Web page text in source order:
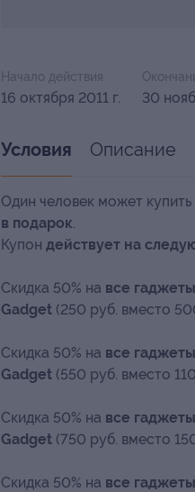
Начало действия
16 октября 2011 г. 30
Условия Описание
Один человек может купить
в подарок.
Купон действует на
Скидка 50% на все
Gadget (250 руб. вместо
Скидка 50% на все
Gadget (550 руб. вместо
Скидка 50% на все
Gadget (750 руб. вместо
Скидка 50% на все